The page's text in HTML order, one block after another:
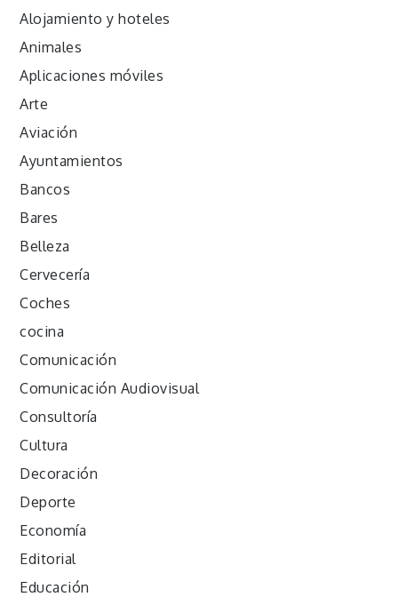
Alojamiento y hoteles
Animales
Aplicaciones móviles
Arte
Aviación
Ayuntamientos
Bancos
Bares
Belleza
Cervecería
Coches
cocina
Comunicación
Comunicación Audiovisual
Consultoría
Cultura
Decoración
Deporte
Economía
Editorial
Educación